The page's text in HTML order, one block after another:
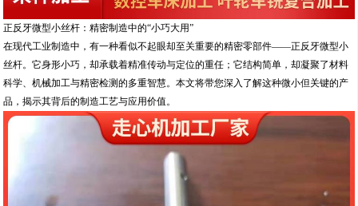
正反牙微型小丝杆：精密制造中的“小巧大用”
在现代工业制造中，有一种看似不起眼却至关重要的精密零部件——正反牙微型小
丝杆。它身形小巧，却承载着精准传动与定位的重任；它结构简单，却凝聚了材料
科学、机械加工与精密检测的多重智慧。本文将带您深入了解这种微小但关键的产
品，揭示其背后的制造工艺与应用价值。